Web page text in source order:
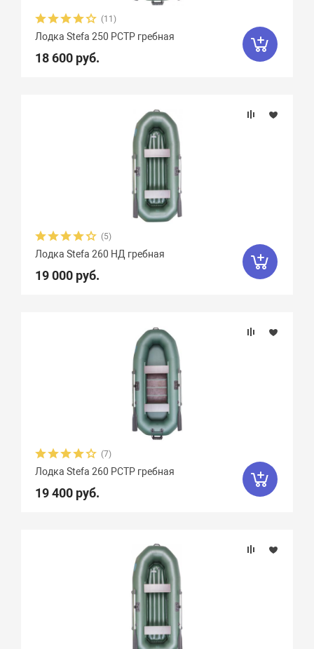
(11)
Лодка Stefa 250 РСТР гребная
18 600 руб.
(5)
Лодка Stefa 260 НД гребная
19 000 руб.
(7)
Лодка Stefa 260 РСТР гребная
19 400 руб.